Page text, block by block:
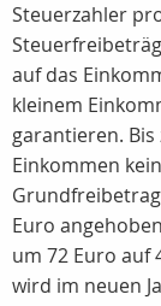
Steuerzahler
auf das
kleinem
garantieren.
Einkommen
Euro
um 72 Euro auf
wird im neuen